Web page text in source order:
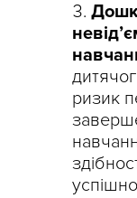
ризик